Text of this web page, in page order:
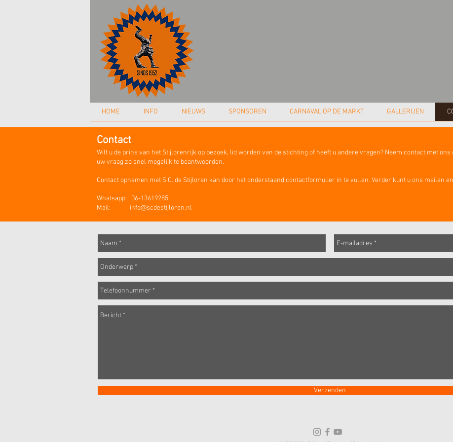
HOME INFO NIEUWS SPONSOREN CARNAVAL OP DE MARKT GALLERIJEN
Contact
Wilt u de prins van het Stijlorenrijk op bezoek, lid worden van de stichting of heeft u andere vragen? Neem contact met
uw vraag zo snel mogelijk te beantwoorden.
Contact opnemen met S.C. de Stijloren kan door het onderstaand contactformulier in te vullen. Verder kunt u ons mailen
Whatsapp: 06-13619285
Mail: info@scdestijloren.nl
Verzenden